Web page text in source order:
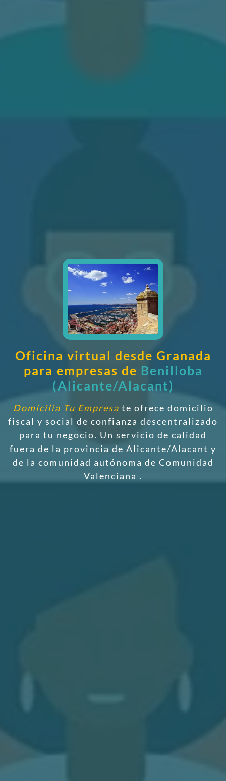
Oficina virtual desde Granada
para empresas de Benilloba
(Alicante/Alacant)
Domicilia Tu Empresa te ofrece domicilio
fiscal y social de confianza descentralizado
para tu negocio. Un servicio de calidad
fuera de la provincia de Alicante/Alacant y
de la comunidad autónoma de Comunidad
Valenciana .